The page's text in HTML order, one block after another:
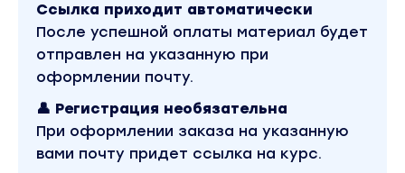
пространство для чуда»
Д.Аллен «Как человек мыслит»
Бонус: Книга Е. Волковой «Сила в Мысли. Как
любовь? Исполняем любовные желания» ( в
pdf)
Вы находитесь на странице товара «Елизавета
Ссылка приходит автоматически
После успешной оплаты материал будет
отправлен на указанную при
оформлении почту.
👤 Регистрация необязательна
При оформлении заказа на указанную
вами почту придет ссылка на курс.